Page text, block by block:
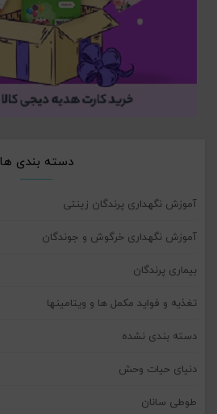
دسته بندی ها
آموزش نگهداری پرندگان زینتی
آموزش نگهداری خرگوش و جوندگان
بیماری پرندگان
تغذیه و فواید مکمل ها و ویتامینها
دسته بندی نشده
دنیای حیات وحش
طوطی سانان